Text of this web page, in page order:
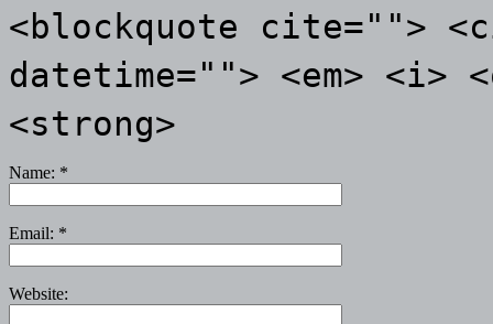
<blockquote cite="">
datetime=""> <em> <i>
<strong>
Name: *
Email: *
Website: